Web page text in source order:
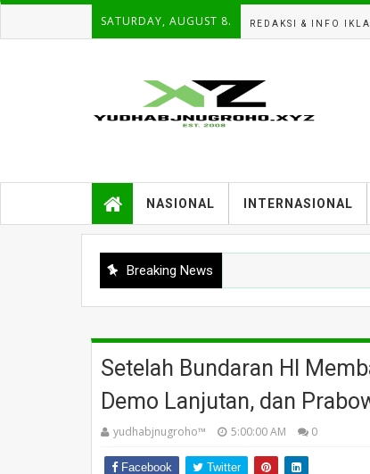
SATURDAY, AUGUST 8. REDAKSI & INFO
NASIONAL INTERNASIONAL
Breaking News
Setelah Bundaran HI
Demo Lanjutan, dan
yudhabjnugroho™️ 5:00:00 AM 0
Facebook Twitter